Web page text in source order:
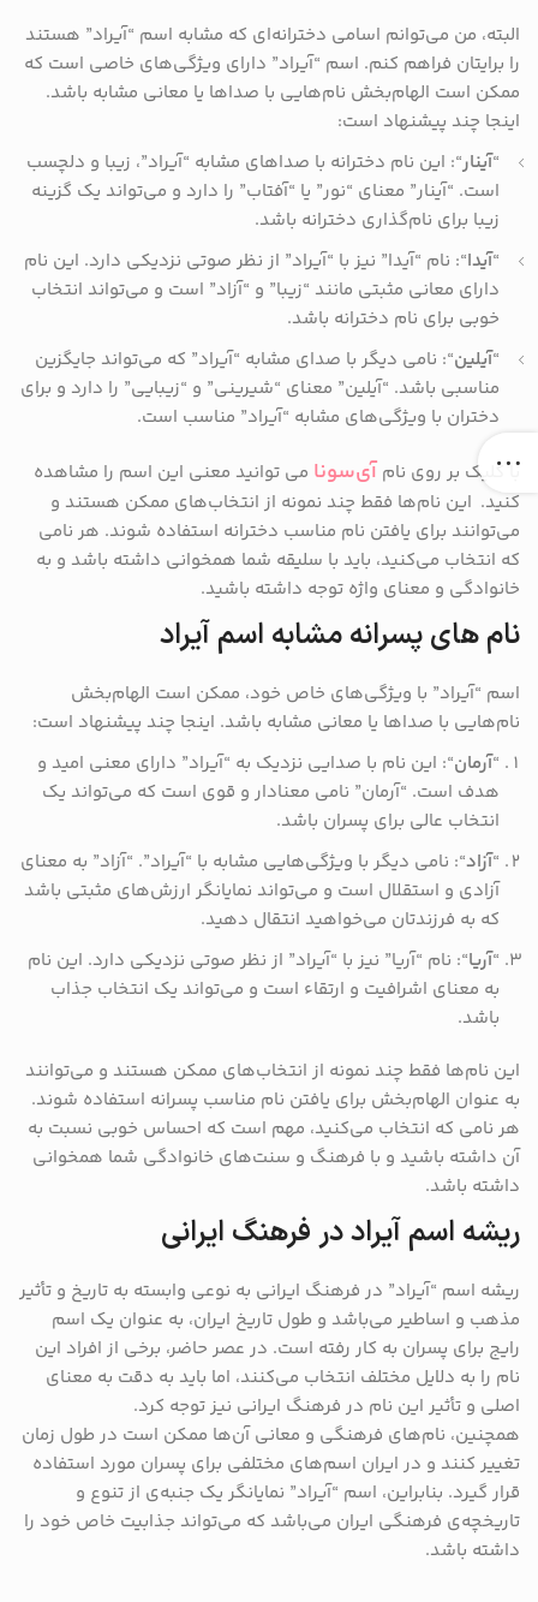
البته، من می‌توانم اسامی دخترانه‌ای که مشابه اسم “آیراد” هستند
را برایتان فراهم کنم. اسم “آیراد” دارای ویژگی‌های خاصی است که
ممکن است الهام‌بخش نام‌هایی با صداها یا معانی مشابه باشد.
اینجا چند پیشنهاد است:
“آینار“: این نام دخترانه با صداهای مشابه “آیراد”، زیبا و دلچسب
است. “آینار” معنای “نور” یا “آفتاب” را دارد و می‌تواند یک گزینه
زیبا برای نام‌گذاری دخترانه باشد.
“آیدا“: نام “آیدا” نیز با “آیراد” از نظر صوتی نزدیکی دارد. این نام
دارای معانی مثبتی مانند “زیبا” و “آزاد” است و می‌تواند انتخاب
خوبی برای نام دخترانه باشد.
“آیلین“: نامی دیگر با صدای مشابه “آیراد” که می‌تواند جایگزین
مناسبی باشد. “آیلین” معنای “شیرینی” و “زیبایی” را دارد و برای
دختران با ویژگی‌های مشابه “آیراد” مناسب است.
با کلیک بر روی نام آی‌سونا می توانید معنی این اسم را مشاهده
کنید. این نام‌ها فقط چند نمونه از انتخاب‌های ممکن هستند و
می‌توانند برای یافتن نام مناسب دخترانه استفاده شوند. هر نامی
که انتخاب می‌کنید، باید با سلیقه شما همخوانی داشته باشد و به
خانوادگی و معنای واژه توجه داشته باشید.
نام های پسرانه مشابه اسم آیراد
اسم “آیراد” با ویژگی‌های خاص خود، ممکن است الهام‌بخش
نام‌هایی با صداها یا معانی مشابه باشد. اینجا چند پیشنهاد است:
“آرمان“: این نام با صدایی نزدیک به “آیراد” دارای معنی امید و
هدف است. “آرمان” نامی معنادار و قوی است که می‌تواند یک
انتخاب عالی برای پسران باشد.
“آزاد“: نامی دیگر با ویژگی‌هایی مشابه با “آیراد”. “آزاد” به معنای
آزادی و استقلال است و می‌تواند نمایانگر ارزش‌های مثبتی باشد
که به فرزندتان می‌خواهید انتقال دهید.
“آریا“: نام “آریا” نیز با “آیراد” از نظر صوتی نزدیکی دارد. این نام
به معنای اشرافیت و ارتقاء است و می‌تواند یک انتخاب جذاب
باشد.
این نام‌ها فقط چند نمونه از انتخاب‌های ممکن هستند و می‌توانند
به عنوان الهام‌بخش برای یافتن نام مناسب پسرانه استفاده شوند.
هر نامی که انتخاب می‌کنید، مهم است که احساس خوبی نسبت به
آن داشته باشید و با فرهنگ و سنت‌های خانوادگی شما همخوانی
داشته باشد.
ریشه اسم آیراد در فرهنگ ایرانی
ریشه اسم “آیراد” در فرهنگ ایرانی به نوعی وابسته به تاریخ و تأثیر
مذهب و اساطیر می‌باشد و طول تاریخ ایران، به عنوان یک اسم
رایج برای پسران به کار رفته است. در عصر حاضر، برخی از افراد این
نام را به دلایل مختلف انتخاب می‌کنند، اما باید به دقت به معنای
اصلی و تأثیر این نام در فرهنگ ایرانی نیز توجه کرد.
همچنین، نام‌های فرهنگی و معانی آن‌ها ممکن است در طول زمان
تغییر کنند و در ایران اسم‌های مختلفی برای پسران مورد استفاده
قرار گیرد. بنابراین، اسم “آیراد” نمایانگر یک جنبه‌ی از تنوع و
تاریخچه‌ی فرهنگی ایران می‌باشد که می‌تواند جذابیت خاص خود را
داشته باشد.